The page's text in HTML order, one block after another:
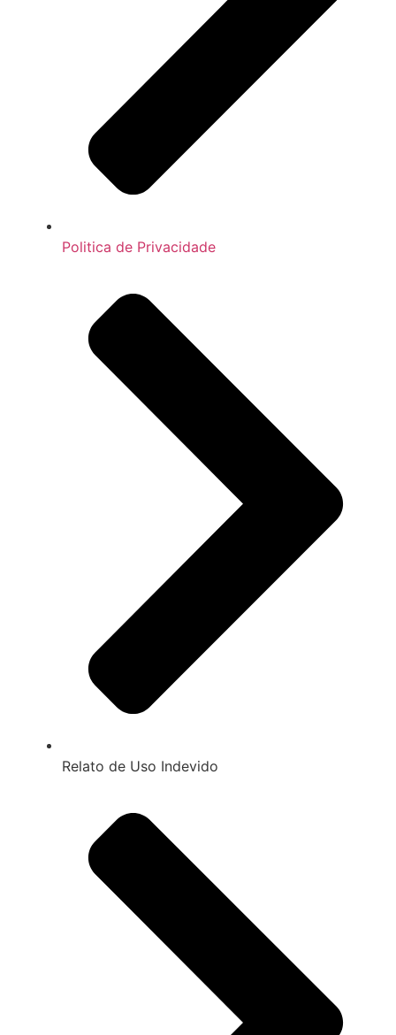
Politica de Privacidade
Relato de Uso Indevido